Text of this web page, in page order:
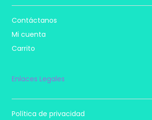
Contáctanos
Mi cuenta
Carrito
Enlaces Legales
Política de privacidad